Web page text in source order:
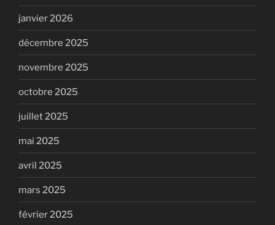
janvier 2026
décembre 2025
novembre 2025
octobre 2025
juillet 2025
mai 2025
avril 2025
mars 2025
février 2025